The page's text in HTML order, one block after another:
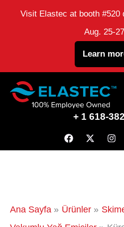
İçeriğe
atla
+ 1 618-
Ana Sayfa Ürünler
Visit Elastec at booth #520
Aug. 25-
Learn